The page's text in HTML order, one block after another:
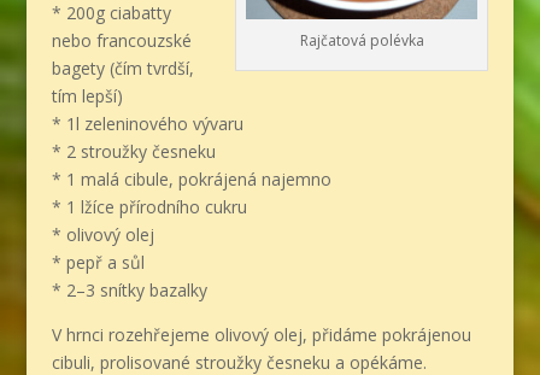
Rajčatová polévka
* 200g ciabatty
nebo francouzské
bagety (čím tvrdší,
tím lepší)
* 1l zeleninového vývaru
* 2 stroužky česneku
* 1 malá cibule, pokrájená najemno
* 1 lžíce přírodního cukru
* olivový olej
* pepř a sůl
* 2–3 snítky bazalky
V hrnci rozehřejeme olivový olej, přidáme pokrájenou
cibuli, prolisované stroužky česneku a opékáme.